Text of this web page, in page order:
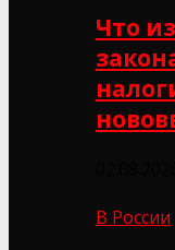
Что
В России